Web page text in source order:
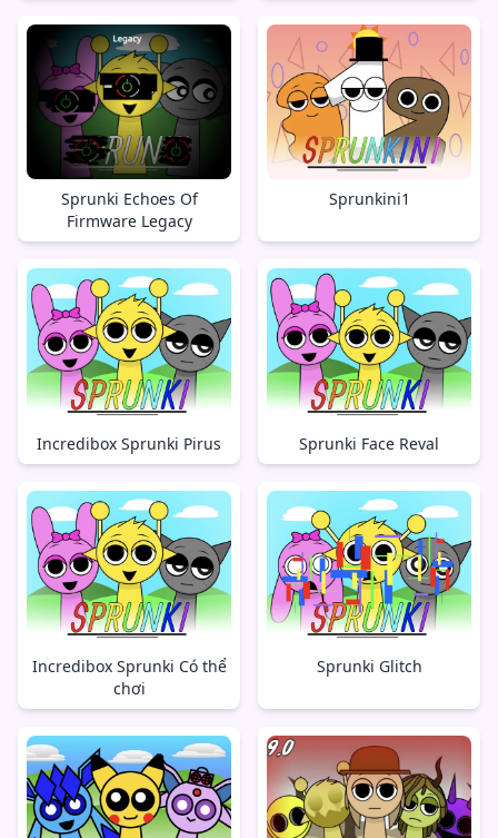
Sprunki Echoes Of
Firmware Legacy
Sprunkini1
Incredibox Sprunki Pirus Sprunki Face Reval
Incredibox Sprunki Có thể
chơi
Sprunki Glitch